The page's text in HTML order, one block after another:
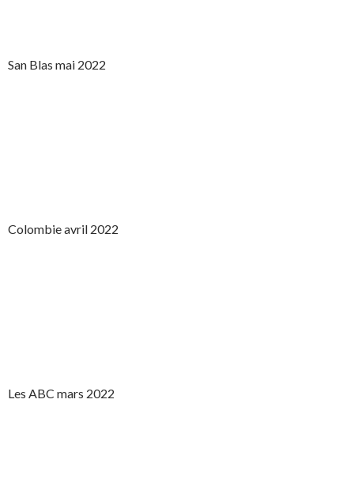
San Blas mai 2022
Colombie avril 2022
Les ABC mars 2022